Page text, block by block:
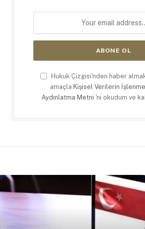
Hukuk Çizgisi'nden haber
amaçla Kişisel Verilerin
Aydınlatma Metni 'ni okudum ve